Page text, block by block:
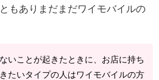
もありまだまだワイモバイルの
いことが起きたときに、お店に持ち
たいタイプの人はワイモバイルの方